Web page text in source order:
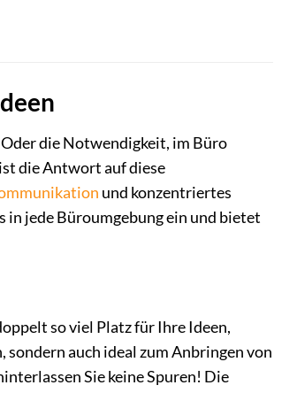
Oder die Notwendigkeit, im Büro
die Antwort auf diese
und konzentriertes
jede Büroumgebung ein und bietet
so viel Platz für Ihre Ideen,
auch ideal zum Anbringen von
Sie keine Spuren! Die